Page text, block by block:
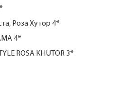
Роза Хутор 4*
4*
ROSA KHUTOR 3*